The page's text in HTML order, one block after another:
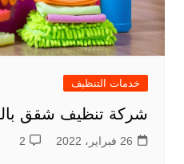
خدمات التنظيف
شركة تنظيف شقق
26 فبراير، 2022 2